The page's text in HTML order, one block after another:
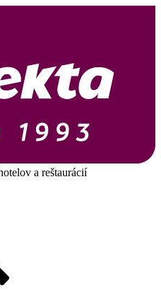
a reštaurácií